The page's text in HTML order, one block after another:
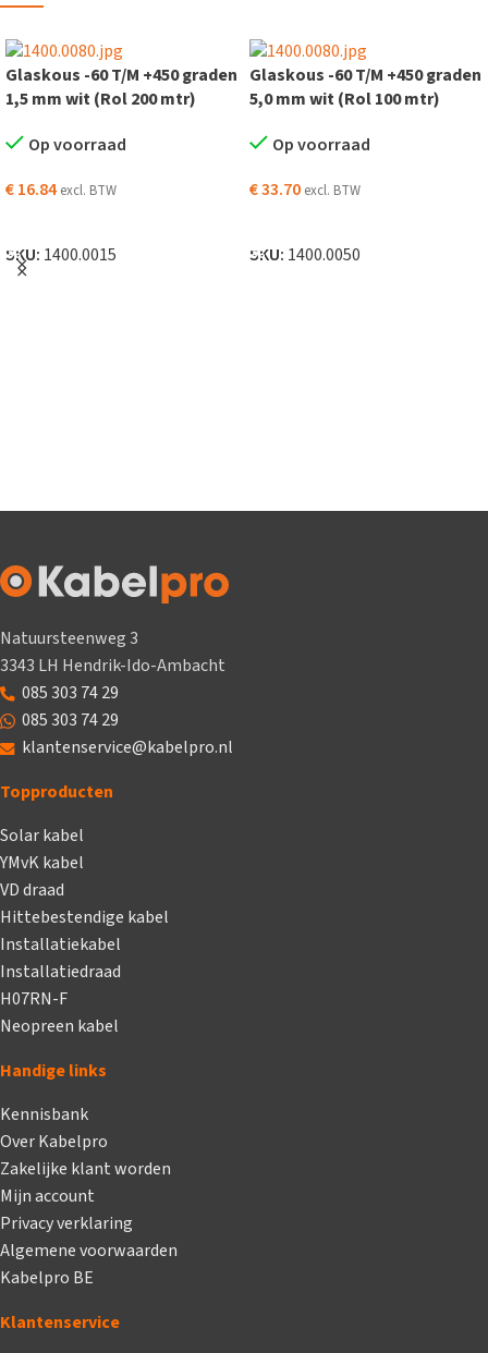
Glaskous -60 T/M +450 graden
1,5 mm wit (Rol 200 mtr)
Op voorraad
€16.84 excl. BTW
SKU: 1400.0015
Glaskous -60 T/M +450 graden
5,0 mm wit (Rol 100 mtr)
Op voorraad
€33.70 excl. BTW
SKU: 1400.0050
Natuursteenweg 3
3343 LH Hendrik-Ido-Ambacht
085 303 74 29
085 303 74 29
klantenservice@kabelpro.nl
Topproducten
Solar kabel
YMvK kabel
VD draad
Hittebestendige kabel
Installatiekabel
Installatiedraad
H07RN-F
Neopreen kabel
Handige links
Kennisbank
Over Kabelpro
Zakelijke klant worden
Mijn account
Privacy verklaring
Algemene voorwaarden
Kabelpro BE
Klantenservice